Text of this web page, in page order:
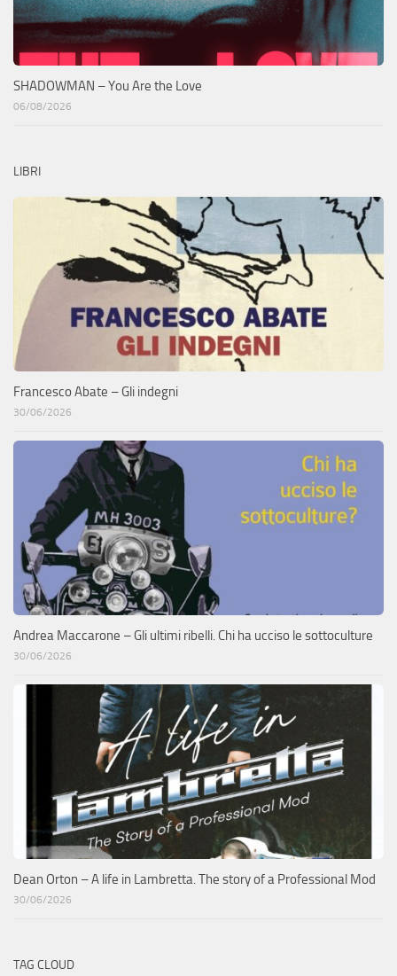
SHADOWMAN – You Are the Love
06/08/2026
LIBRI
Francesco Abate – Gli indegni
30/06/2026
Andrea Maccarone – Gli ultimi ribelli. Chi ha ucciso le sottoculture
30/06/2026
Dean Orton – A life in Lambretta. The story of a Professional Mod
30/06/2026
TAG CLOUD